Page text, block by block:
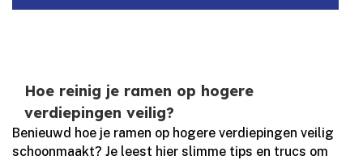
Hoe reinig je ramen op hogere
verdiepingen veilig?
Benieuwd hoe je ramen op hogere verdiepingen veilig
schoonmaakt? Je leest hier slimme tips en trucs om